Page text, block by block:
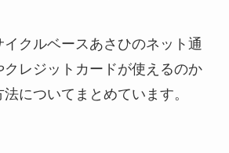
クルベースあさひのネット通
クレジットカードが使えるのか
についてまとめています。